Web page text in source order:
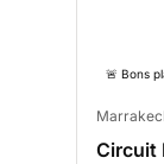
🚨 Bons
Circuit